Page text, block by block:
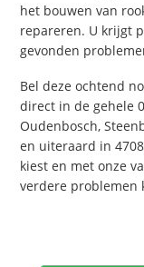
het bouwen van
repareren. U krijgt
gevonden
Bel deze ochtend
direct in de gehele
Oudenbosch,
en uiteraard in
kiest en met onze
verdere problemen